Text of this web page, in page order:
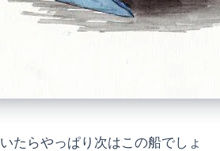
たらやっぱり次はこの船でしょ